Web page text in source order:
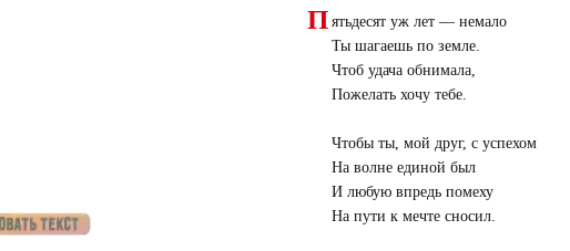
П ятьдесят уж лет — немало
Ты шагаешь по земле.
Чтоб удача обнимала,
Пожелать хочу тебе.
Чтобы ты, мой друг, с успехом
На волне единой был
И любую впредь помеху
На пути к мечте сносил.